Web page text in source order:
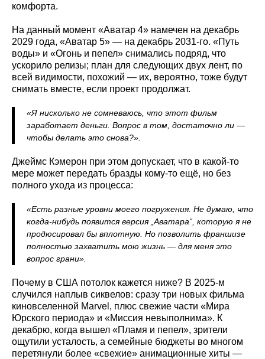
комфорта.
На данный момент «Аватар 4» намечен на декабрь
2029 года, «Аватар 5» — на декабрь 2031‑го. «Путь
воды» и «Огонь и пепел» снимались подряд, что
ускорило релизы; план для следующих двух лент, по
всей видимости, похожий — их, вероятно, тоже будут
снимать вместе, если проект продолжат.
«Я нисколько не сомневаюсь, что этот фильм
заработает деньги. Вопрос в том, достаточно ли —
чтобы делать это снова?».
Джеймс Кэмерон при этом допускает, что в какой‑то
мере может передать бразды кому‑то ещё, но без
полного ухода из процесса:
«Есть разные уровни моего погружения. Не думаю, что
когда‑нибудь появится версия „Аватара“, которую я не
продюсировал бы вплотную. Но позволить франшизе
полностью захватить мою жизнь — для меня это
вопрос грани».
Почему в США потолок кажется ниже? В 2025‑м
случился наплыв сиквелов: сразу три новых фильма
киновселенной Marvel, плюс свежие части «Мира
Юрского периода» и «Миссия невыполнима». К
декабрю, когда вышел «Пламя и пепел», зрители
ощутили усталость, а семейные бюджеты во многом
перетянули более «свежие» анимационные хиты —